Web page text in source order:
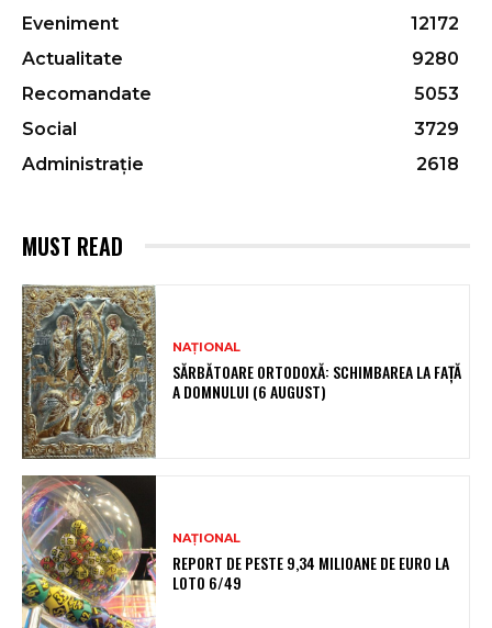
Eveniment
12172
Actualitate
9280
Recomandate
5053
Social
3729
Administrație
2618
MUST READ
NAȚIONAL
SĂRBĂTOARE ORTODOXĂ: SCHIMBAREA LA FAȚĂ
A DOMNULUI (6 AUGUST)
NAȚIONAL
REPORT DE PESTE 9,34 MILIOANE DE EURO LA
LOTO 6/49